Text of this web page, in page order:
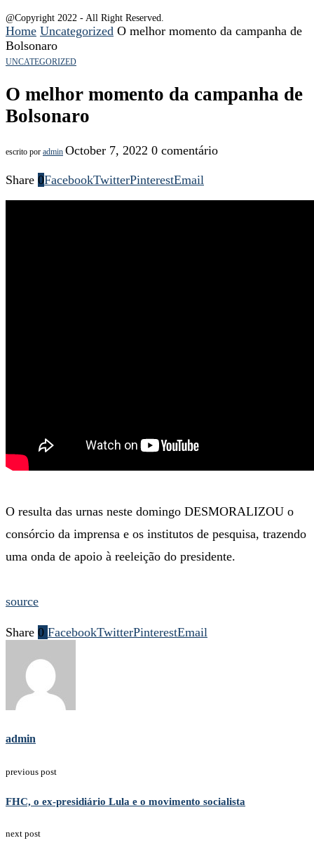
@Copyright 2022 - All Right Reserved.
Home Uncategorized O melhor momento da campanha de
Bolsonaro
UNCATEGORIZED
O melhor momento da campanha de
Bolsonaro
escrito por admin October 7, 2022 0 comentário
Share 0FacebookTwitterPinterestEmail
O resulta das urnas neste domingo DESMORALIZOU o
consórcio da imprensa e os institutos de pesquisa, trazendo
uma onda de apoio à reeleição do presidente.
source
Share 0 FacebookTwitterPinterestEmail
admin
previous post
FHC, o ex-presidiário Lula e o movimento socialista
next post